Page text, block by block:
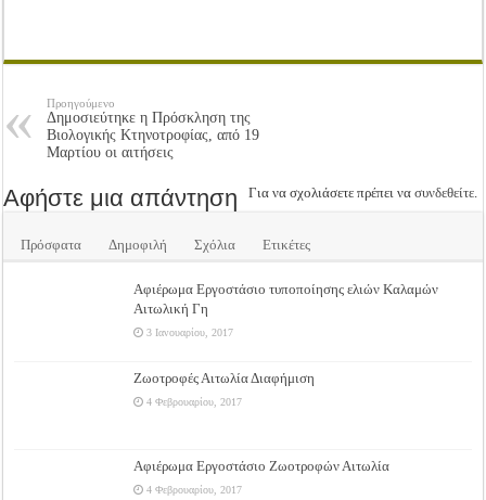
Προηγούμενο
Δημοσιεύτηκε η Πρόσκληση της
Βιολογικής Κτηνοτροφίας, από 19
Μαρτίου οι αιτήσεις
Αφήστε μια απάντηση Για να σχολιάσετε πρέπει νασυνδεθείτε.
Πρόσφατα Δημοφιλή Σχόλια Ετικέτες
Αφιέρωμα Εργοστάσιο τυποποίησης ελιών Καλαμών
Αιτωλική Γη
3 Ιανουαρίου, 2017
Ζωοτροφές Αιτωλία Διαφήμιση
4 Φεβρουαρίου, 2017
Αφιέρωμα Εργοστάσιο Ζωοτροφών Αιτωλία
4 Φεβρουαρίου, 2017